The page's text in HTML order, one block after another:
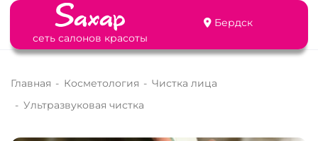
сеть салонов красоты
Бердск
Главная - Косметология - Чистка лица
- Ультразвуковая чистка